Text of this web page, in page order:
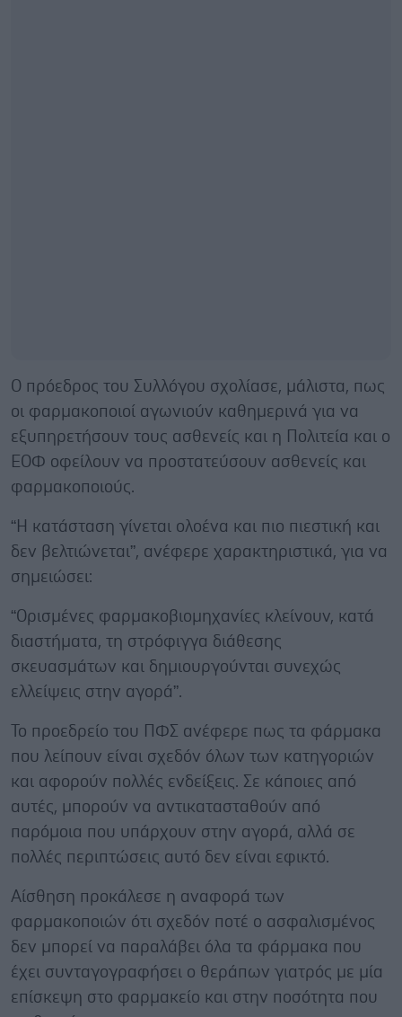
Ο πρόεδρος του Συλλόγου σχολίασε, μάλιστα, πως
οι φαρμακοποιοί αγωνιούν καθημερινά για να
εξυπηρετήσουν τους ασθενείς και η Πολιτεία και ο
ΕΟΦ οφείλουν να προστατεύσουν ασθενείς και
φαρμακοποιούς.
“Η κατάσταση γίνεται ολοένα και πιο πιεστική και
δεν βελτιώνεται”, ανέφερε χαρακτηριστικά, για να
σημειώσει:
“Ορισμένες φαρμακοβιομηχανίες κλείνουν, κατά
διαστήματα, τη στρόφιγγα διάθεσης
σκευασμάτων και δημιουργούνται συνεχώς
ελλείψεις στην αγορά”.
Το προεδρείο του ΠΦΣ ανέφερε πως τα φάρμακα
που λείπουν είναι σχεδόν όλων των κατηγοριών
και αφορούν πολλές ενδείξεις. Σε κάποιες από
αυτές, μπορούν να αντικατασταθούν από
παρόμοια που υπάρχουν στην αγορά, αλλά σε
πολλές περιπτώσεις αυτό δεν είναι εφικτό.
Αίσθηση προκάλεσε η αναφορά των
φαρμακοποιών ότι σχεδόν ποτέ ο ασφαλισμένος
δεν μπορεί να παραλάβει όλα τα φάρμακα που
έχει συνταγογραφήσει ο θεράπων γιατρός με μία
επίσκεψη στο φαρμακείο και στην ποσότητα που